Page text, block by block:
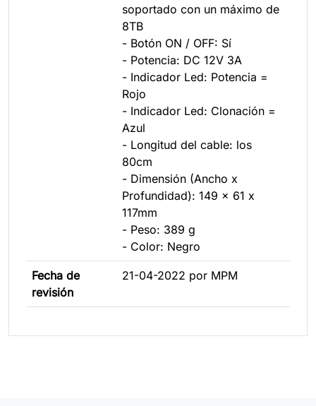
soportado con un máximo de
8TB
- Botón ON / OFF: Sí
- Potencia: DC 12V 3A
- Indicador Led: Potencia =
Rojo
- Indicador Led: Clonación =
Azul
- Longitud del cable: los
80cm
- Dimensión (Ancho x
Profundidad): 149 x 61 x
117mm
- Peso: 389 g
- Color: Negro
Fecha de
revisión
21-04-2022 por MPM